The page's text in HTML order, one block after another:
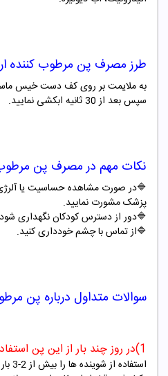
طرز مصرف پن مرطوب کننده
به ملایمت بر روی کف دست خیس
سپس بعد از 30ثانیه ابکشی نمایید.
نکات مهم در مصرف پن مرطوب
🔷در صورت مشاهده حساسیت یا
پزشک مشورت نمایید.
🔷دور از دسترس کودکان نگهداری
🔷از تماس با چشم خودداری کنید.
سوالات متداول درباره پن
1) در روز چند بار از این پن